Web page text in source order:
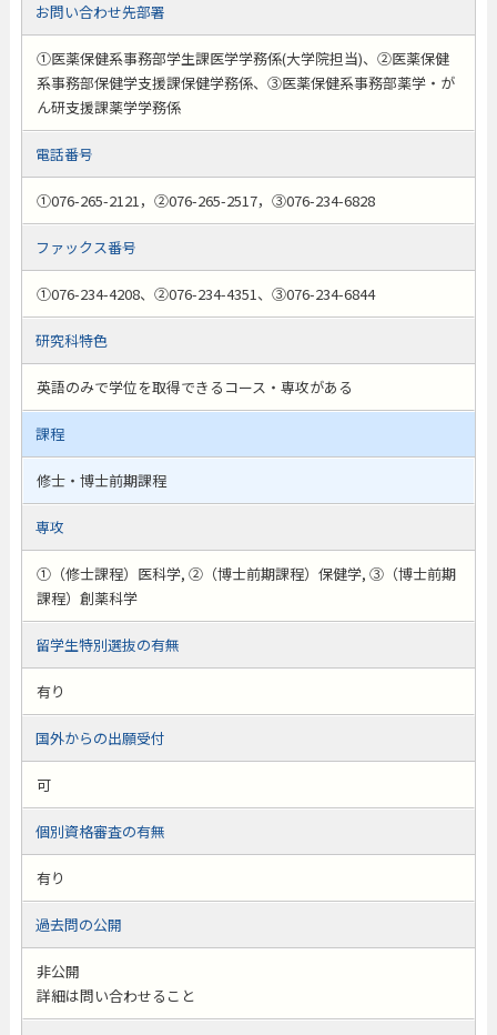
お問い合わせ先部署
①医薬保健系事務部学生課医学学務係(大学院担当)、②医薬保健
系事務部保健学支援課保健学務係、③医薬保健系事務部薬学・が
ん研支援課薬学学務係
電話番号
①076-265-2121，②076-265-2517，③076-234-6828
ファックス番号
①076-234-4208、②076-234-4351、③076-234-6844
研究科特色
英語のみで学位を取得できるコース・専攻がある
課程
修士・博士前期課程
専攻
①（修士課程）医科学, ②（博士前期課程）保健学, ③（博士前期
課程）創薬科学
留学生特別選抜の有無
有り
国外からの出願受付
可
個別資格審査の有無
有り
過去問の公開
非公開
詳細は問い合わせること